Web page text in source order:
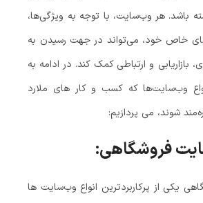
باشد. هر وب‌سایت، با توجه به ویژگی‌ها،
خاص خود، می‌تواند در جهت رسیدن به
بازاریابی و ارتباطی کمک کند. در ادامه به
وب‌سایت‌ها که کسب‌ و کار های ملارد
شوند، می‌ پردازیم:
فروشگاهی:
یکی از پرکاربردترین انواع وب‌سایت‌ ها